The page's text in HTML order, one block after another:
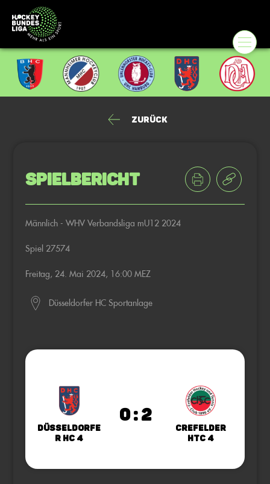
Zurück
Spielbericht
Männlich - WHV Verbandsliga mU12 2024
Spiel 27574
Freitag, 24. Mai 2024, 16:00 MEZ
Düsseldorfer HC Sportanlage
Düsseldorfe
r HC 4
0 : 2
Crefelder
HTC 4